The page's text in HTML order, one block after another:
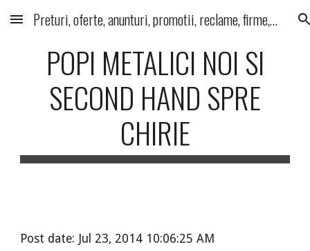
Skip to main content Skip to navigation
Preturi, oferte, anunturi, promotii, reclame, firme, produse, servicii
POPI METALICI NOI SI
SECOND HAND SPRE
CHIRIE
Post date: Jul 23, 2014 10:06:25 AM